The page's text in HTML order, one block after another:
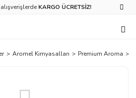
KARGO ÜCRETSİZ!
Aromel Kimyasalları Premium Aroma